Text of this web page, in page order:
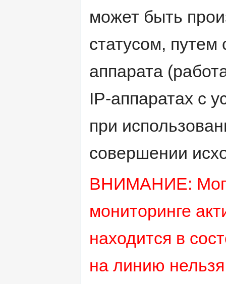
может быть
статусом, путем
аппарата
IP-аппаратах с
при
совершении
ВНИМАНИЕ:
мониторинге
находится в
на линию